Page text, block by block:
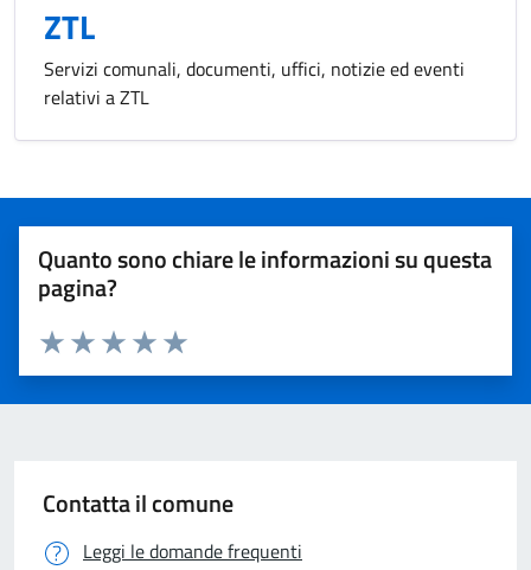
ZTL
Servizi comunali, documenti, uffici, notizie ed eventi
relativi a ZTL
Quanto sono chiare le informazioni su questa
pagina?
Valuta 5 stelle su 5
Valuta 4 stelle su 5
Valuta 3 stelle su 5
Valuta 2 stelle su 5
Valuta 1 stelle su 5
Contatta il comune
Leggi le domande frequenti